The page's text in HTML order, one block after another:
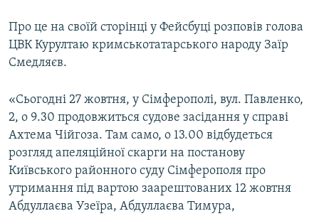
ВІДЕОУРОКИ «ELIFBE»
СВІДЧЕННЯ ОКУПАЦІЇ
ІНФОГРАФІКА
Русский
Qırımtatar
ДОЛУЧАЙСЯ!
Усі сайти RFE/RL
Про це на своїй сторінці у Фейсбуці розповів голова
ЦВК Курултаю кримськотатарського народу Заїр
Смедляєв.
«Сьогодні 27 жовтня, у Сімферополі, вул. Павленко,
2, о 9.30 продовжиться судове засідання у справі
Ахтема Чійгоза. Там само, о 13.00 відбудеться
розгляд апеляційної скарги на постанову
Київського районного суду Сімферополя про
утримання під вартою заарештованих 12 жовтня
Абдуллаєва Узеїра, Абдуллаєва Тимура,